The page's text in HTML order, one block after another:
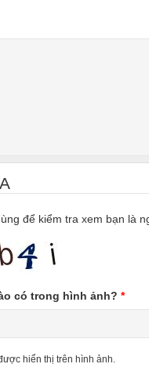
để kiểm tra xem bạn là
có trong hình ảnh? *
hiển thị trên hình ảnh.